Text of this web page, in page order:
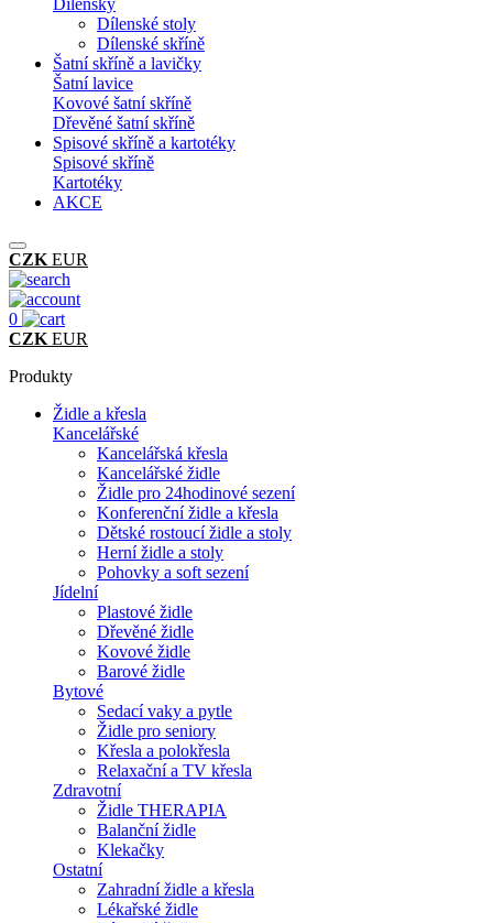
Dílenský
Dílenské stoly
Dílenské skříně
Šatní skříně a lavičky
Šatní lavice
Kovové šatní skříně
Dřevěné šatní skříně
Spisové skříně a kartotéky
Spisové skříně
Kartotéky
AKCE
CZK EUR
0
CZK EUR
Produkty
Židle a křesla
Kancelářské
Kancelářská křesla
Kancelářské židle
Židle pro 24hodinové sezení
Konferenční židle a křesla
Dětské rostoucí židle a stoly
Herní židle a stoly
Pohovky a soft sezení
Jídelní
Plastové židle
Dřevěné židle
Kovové židle
Barové židle
Bytové
Sedací vaky a pytle
Židle pro seniory
Křesla a polokřesla
Relaxační a TV křesla
Zdravotní
Židle THERAPIA
Balanční židle
Klekačky
Ostatní
Zahradní židle a křesla
Lékařské židle